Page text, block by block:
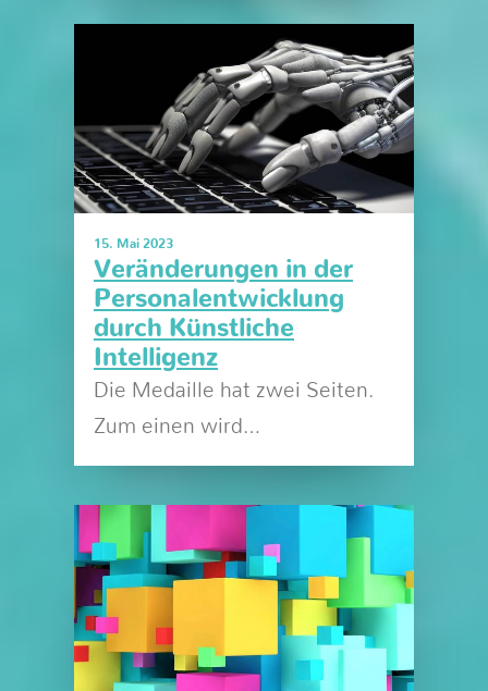
15. Mai 2023
Veränderungen in der
Personalentwicklung
durch Künstliche
Intelligenz
Die Medaille hat zwei Seiten.
Zum einen wird…